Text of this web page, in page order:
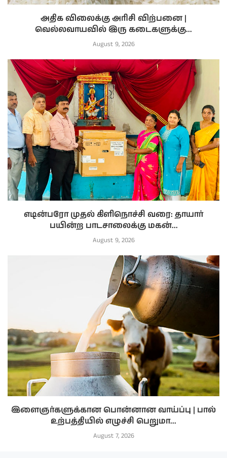
அதிக விலைக்கு அரிசி விற்பனை |
வெல்லவாயவில் இரு கடைகளுக்கு...
August 9, 2026
எடின்பரோ முதல் கிளிநொச்சி வரை: தாயார்
பயின்ற பாடசாலைக்கு மகன்...
August 9, 2026
இளைஞர்களுக்கான பொன்னான வாய்ப்பு | பால்
உற்பத்தியில் எழுச்சி பெறுமா...
August 7, 2026